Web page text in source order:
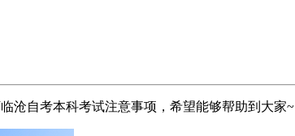
沧自考本科考试注意事项，希望能够帮助到大家~